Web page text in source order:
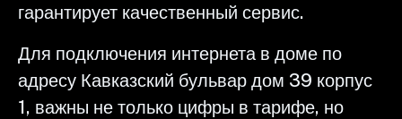
гарантирует качественный сервис.
Для подключения интернета в доме по
адресу Кавказский бульвар дом 39 корпус
1, важны не только цифры в тарифе, но